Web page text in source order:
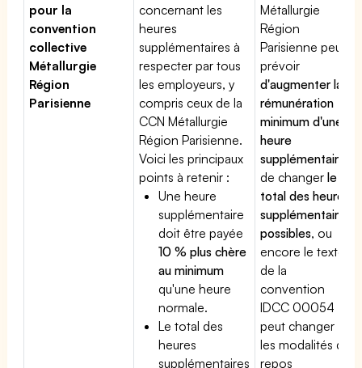
pour la
convention
collective
Métallurgie
Région
Parisienne
concernant les
heures
supplémentaires à
respecter par tous
les employeurs, y
compris ceux de la
CCN Métallurgie
Région Parisienne.
Voici les principaux
points à retenir :
Une heure
supplémentaire
doit être payée
10 % plus chère
au minimum
qu'une heure
normale.
Le total des
heures
supplémentaires
Métallurgie
Région
Parisienne peut
prévoir
d'augmenter la
rémunération
minimum d'une
heure
supplémentaire
de changerle
total des heures
supplémentaires
possibles, ou
encore le texte
de la
convention
IDCC 00054
peut changer
les modalités du
repos